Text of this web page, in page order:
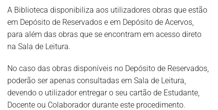
A Biblioteca disponibiliza aos utilizadores obras que estão
em Depósito de Reservados e em Depósito de Acervos,
para além das obras que se encontram em acesso direto
na Sala de Leitura.
No caso das obras disponíveis no Depósito de Reservados,
poderão ser apenas consultadas em Sala de Leitura,
devendo o utilizador entregar o seu cartão de Estudante,
Docente ou Colaborador durante este procedimento.